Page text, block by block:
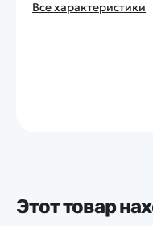
Все характеристики
Этот товар